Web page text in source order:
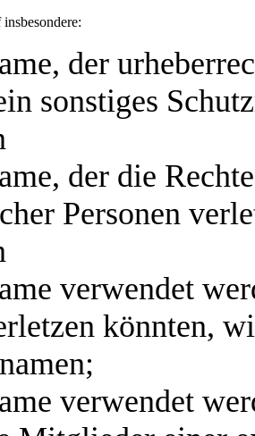
der
sonstiges
der die
Personen
verwendet
könnten,
verwendet